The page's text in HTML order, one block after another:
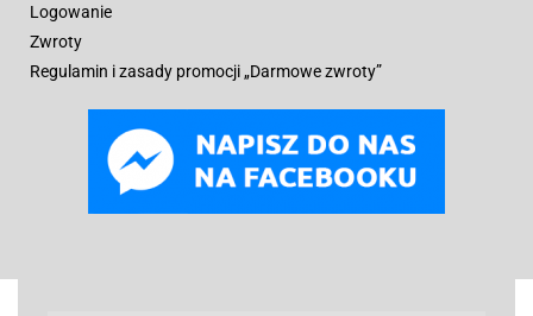
Logowanie
Zwroty
Regulamin i zasady promocji „Darmowe zwroty”